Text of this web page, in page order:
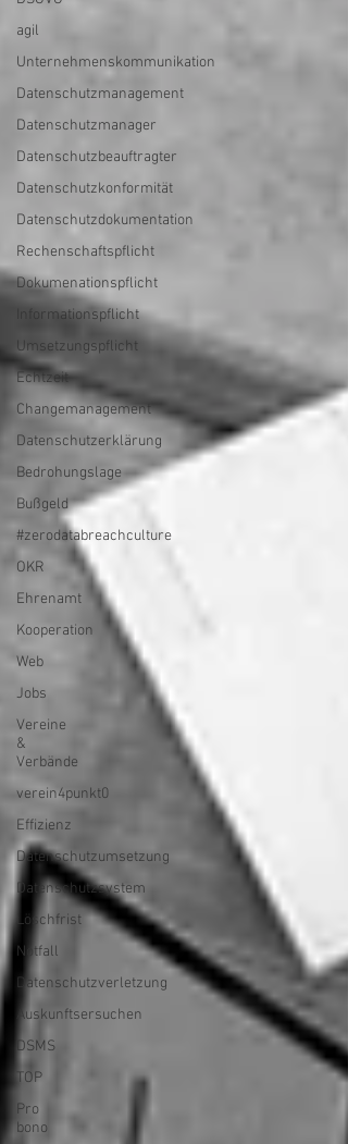
agil
Unternehmenskommunikation
Datenschutzmanagement
Datenschutzmanager
Datenschutzbeauftragter
Datenschutzkonformität
Datenschutzdokumentation
Rechenschaftspflicht
Dokumenationspflicht
Informationspflicht
Umsetzungspflicht
Echtzeit
Changemanagement
Datenschutzerklärung
Bedrohungslage
Bußgeld
#zerodatabreachculture
OKR
Ehrenamt
Kooperation
Web
Jobs
Vereine
&
Verbände
verein4punkt0
Effizienz
Datenschutzumsetzung
Datenschutzsystem
Löschfrist
Notfall
Datenschutzverletzung
Auskunftsersuchen
DSMS
TOP
Pro
bono